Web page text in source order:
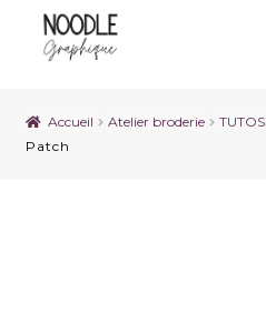
Accueil Atelier broderie TUTOS
Patch